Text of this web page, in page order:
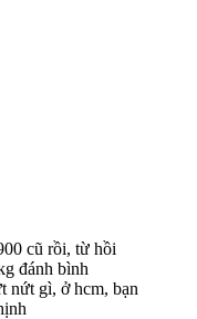
cũ rồi, từ hồi
đánh bình
nứt gì, ở hcm, bạn